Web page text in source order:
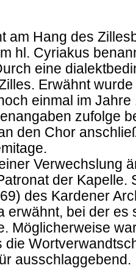
am Hang des
hl. Cyriakus
eine
Erwähnt
einmal im Jahre
zufolge
den Chor
Verwechslung
der Kapelle.
des Kardener
erwähnt, bei der es
Möglicherweise
die
ausschlaggebend.